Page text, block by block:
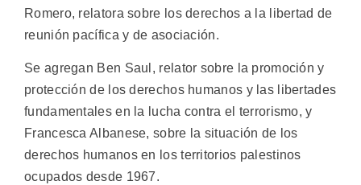
Romero, relatora sobre los derechos a la libertad de
reunión pacífica y de asociación.
Se agregan Ben Saul, relator sobre la promoción y
protección de los derechos humanos y las libertades
fundamentales en la lucha contra el terrorismo, y
Francesca Albanese, sobre la situación de los
derechos humanos en los territorios palestinos
ocupados desde 1967.